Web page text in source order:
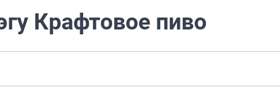
Крафтовое пиво